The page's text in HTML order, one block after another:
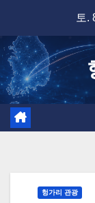
content
토.
헝가리 관광